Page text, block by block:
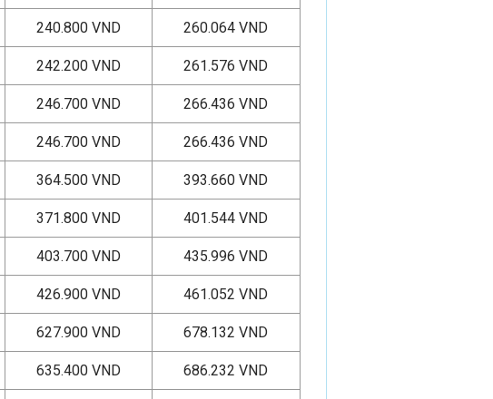
240.800 VND 260.064 VND
242.200 VND 261.576 VND
246.700 VND 266.436 VND
246.700 VND 266.436 VND
364.500 VND 393.660 VND
371.800 VND 401.544 VND
403.700 VND 435.996 VND
426.900 VND 461.052 VND
627.900 VND 678.132 VND
635.400 VND 686.232 VND